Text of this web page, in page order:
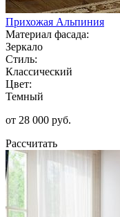
Прихожая Альпиния
Материал фасада:
Зеркало
Стиль:
Классический
Цвет:
Темный
от 28 000 руб.
Рассчитать